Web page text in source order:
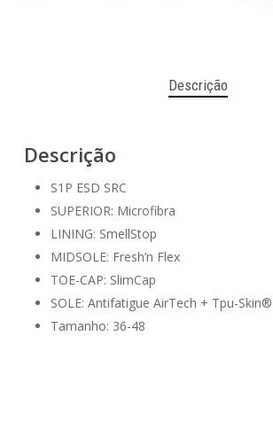
Descrição
Descrição
S1P ESD SRC
SUPERIOR: Microfibra
LINING: SmellStop
MIDSOLE: Fresh’n Flex
TOE-CAP: SlimCap
SOLE: Antifatigue AirTech + Tpu-Skin®
Tamanho: 36-48